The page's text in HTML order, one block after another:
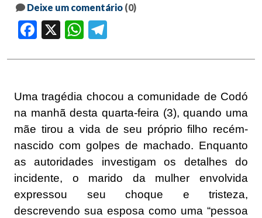
Deixe um comentário (0)
Facebook WhatsApp
Uma tragédia chocou a comunidade de Codó
na manhã desta quarta-feira (3), quando uma
mãe tirou a vida de seu próprio filho recém-
nascido com golpes de machado. Enquanto
as autoridades investigam os detalhes do
incidente, o marido da mulher envolvida
expressou seu choque e tristeza,
descrevendo sua esposa como uma “pessoa